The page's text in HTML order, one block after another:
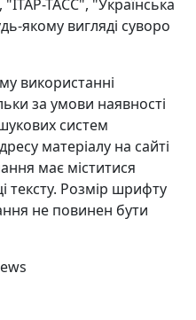
ТАСС", "Українська
якому вигляді суворо
використанні
за умови наявності
систем
матеріалу на сайті
має міститися
Розмір шрифту
не повинен бути